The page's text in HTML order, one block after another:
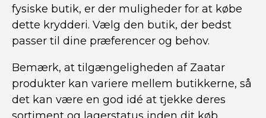
fysiske butik, er der muligheder for at købe
dette krydderi. Vælg den butik, der bedst
passer til dine præferencer og behov.
Bemærk, at tilgængeligheden af Zaatar
produkter kan variere mellem butikkerne, så
det kan være en god idé at tjekke deres